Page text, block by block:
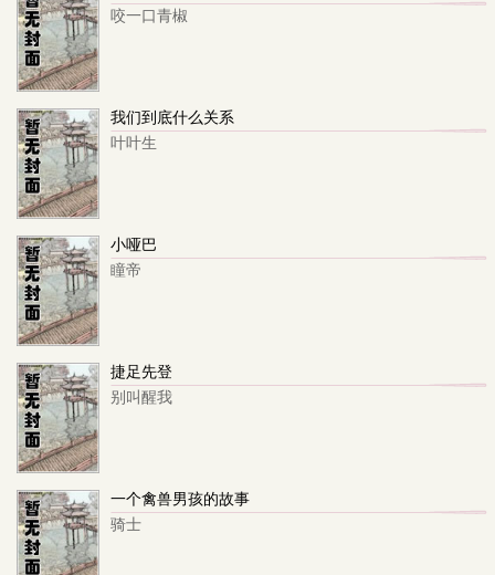
咬一口青椒
我们到底什么关系
叶叶生
小哑巴
瞳帝
捷足先登
别叫醒我
一个禽兽男孩的故事
骑士